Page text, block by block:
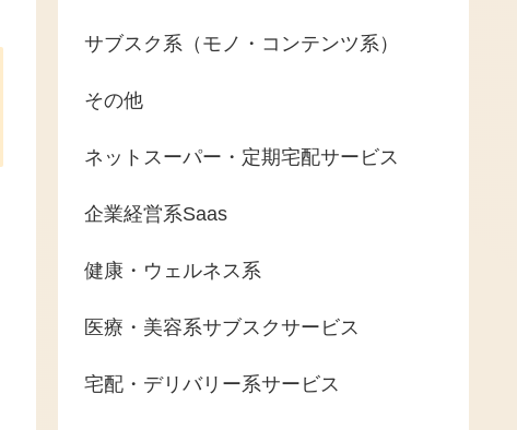
サブスク系（モノ・コンテンツ系）
その他
ネットスーパー・定期宅配サービス
企業経営系Saas
健康・ウェルネス系
医療・美容系サブスクサービス
宅配・デリバリー系サービス